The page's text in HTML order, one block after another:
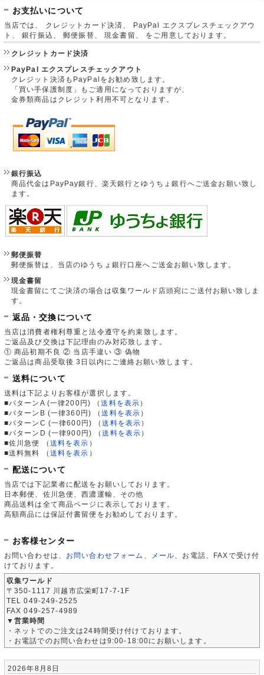
お支払いについて
当店では、 クレジットカード決済、 PayPal エクスプレスチェックアウ
ト、 銀行振込、 郵便振替、 現金書留、 をご用意しております。
クレジットカード決済
PayPal エクスプレスチェックアウト
クレジット決済もPayPalをお勧め致します。
「買い手保護制度」もご適用になっておりますが、
金券類商品はクレジット利用不可となります。
銀行振込
商品代金はPayPay銀行、楽天銀行とゆうちょ銀行へご送金お願い致し
ます。
郵便振替
郵便振替は、当店のゆうちょ銀行口座へご送金お願い致します。
現金書留
現金書留にてご決済の場合は収集ワールド店頭宛にご送付お願い致しま
す。
返品・交換について
当店は消費者権利尊重と法令遵守を約束致します。
ご返品及び交換は下記理由のみ対応致します。
① 商品初期不良 ② 当店手違い ③ 偽物
ご返品は商品受取後 3日以内にご連絡お願い致します。
送料について
送料は下記よりお客様が選択します。
■パターンA (一律200円)
（送料を表示 ）
■パターンB (一律360円)
（送料を表示 ）
■パターンC (一律600円)
（送料を表示 ）
■パターンD (一律900円)
（送料を表示 ）
■佐川急便
（ 送料を表示 ）
■送料無料
（ 送料を表示 ）
配送について
当店では下記業者に配送をお願いしております。
日本郵便、佐川急便、西濃運輸、その他
商品送料は全て商品ページに表示しております。
高額商品には保証付書留便をお勧めしております。
お客様センター
お問い合わせは、 お問い合わせフォーム メール 、お電話、FAXで受け付
けております。
収集ワールド
〒350-1117 川越市広栄町17-7-1F
TEL 049-249-2525
FAX 049-257-4989
▼営業時間
・ネットでのご注文は24時間受け付けております。
・お電話でのお問い合わせは9:00-18:00にお願いします。
2026年8月8日